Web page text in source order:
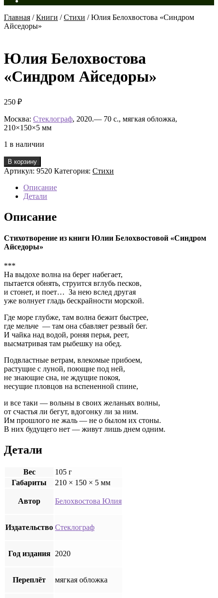
Главная /Книги /Стихи /Юлия Белохвостова «Синдром
Айседоры»
Юлия Белохвостова
«Синдром Айседоры»
250 ₽
Москва: Стеклограф, 2020.— 70 с., мягкая обложка,
210×150×5 мм
1 в наличии
Количество
товара
Юлия
Белохвостова
«Синдром
В корзину
Артикул: 9520 Категория: Стихи
Описание
Детали
Описание
Стихотворение из книги Юлии Белохвостовой «Синдром
Айседоры»
***
На выдохе волна на берег набегает,
пытается обнять, струится вглубь песков,
и стонет, и поет… За нею вслед другая
уже волнует гладь бескрайности морской.
Где море глубже, там волна бежит быстрее,
где мельче — там она сбавляет резвый бег.
И чайка над водой, роняя перья, реет,
высматривая там рыбешку на обед.
Подвластные ветрам, влекомые прибоем,
растущие с луной, поющие под ней,
не знающие сна, не ждущие покоя,
несущие пловцов на вспененной спине,
и все таки — вольны в своих желаньях волны,
от счастья ли бегут, вдогонку ли за ним.
Им прошлого не жаль — не о былом их стоны.
В них будущего нет — живут лишь днем одним.
Детали
Вес
105 г
Габариты
210 × 150 × 5 мм
Автор Белохвостова Юлия
Издательство Стеклограф
Год издания 2020
Переплёт мягкая обложка